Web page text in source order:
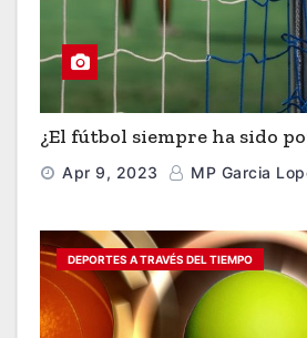
¿El fútbol siempre ha sido
Apr 9, 2023 MP Garcia
DEPORTES A TRAVÉS DEL TIEMPO